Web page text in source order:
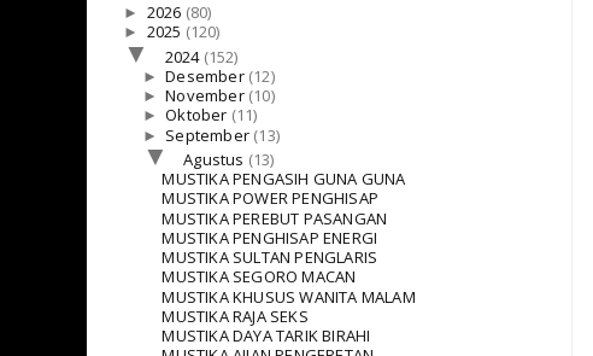
► 2026 (80)
► 2025 (120)
▼ 2024 (152)
►Desember (12)
►November (10)
►Oktober (11)
► September (13)
▼Agustus (13)
MUSTIKA PENGASIH GUNA GUNA
MUSTIKA POWER PENGHISAP
MUSTIKA PEREBUT PASANGAN
MUSTIKA PENGHISAP ENERGI
MUSTIKA SULTAN PENGLARIS
MUSTIKA SEGORO MACAN
MUSTIKA KHUSUS WANITA MALAM
MUSTIKA RAJA SEKS
MUSTIKA DAYA TARIK BIRAHI